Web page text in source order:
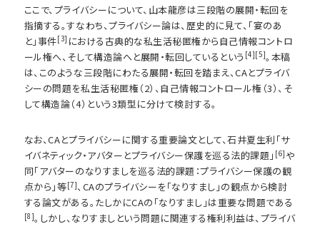
ここで、プライバシーについて、山本龍彦は三段階の展開・転回を
指摘する。すなわち、プライバシー論は、歴史的に見て、「宴のあ
と」事件[3] における古典的な私生活秘匿権から自己情報コントロ
ール権へ、そして構造論へと展開・転回しているという [4][5]。本稿
は、このような三段階にわたる展開・転回を踏まえ、CAとプライバ
シーの問題を私生活秘匿権（2）、自己情報コントロール権（3）、そ
して構造論（4）という3類型に分けて検討する。
なお、CAとプライバシーに関する重要論文として、石井夏生利「サ
イバネティック・アバターとプライバシー保護を巡る法的課題」 [6] や
同「アバターのなりすましを巡る法的課題：プライバシー保護の観
点から」等[7]、CAのプライバシーを「なりすまし」の観点から検討
する論文がある。たしかにCAの「なりすまし」は重要な問題である
[8]。しかし、なりすましという問題に関連する権利利益は、プライバ